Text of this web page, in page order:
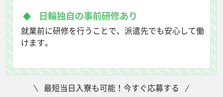
日輪独自の事前研修あり
就業前に研修を行うことで、派遣先でも安心して働
けます。
最短当日入寮も可能！今すぐ応募する